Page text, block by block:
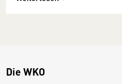
Die WKO